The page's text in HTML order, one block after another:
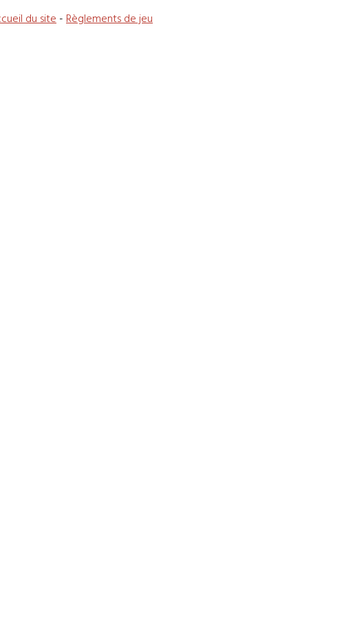
du site-Règlements de jeu